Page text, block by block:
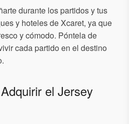
durante los partidos y tus
y hoteles de Xcaret, ya que
y cómodo. Póntela de
cada partido en el destino
el Jersey